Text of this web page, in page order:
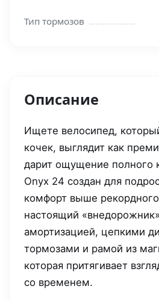
Тип тормозов
Описание
Ищете велосипед,
кочек, выглядит как
дарит ощущение полного
Onyx 24 создан для
комфорт выше
настоящий
амортизацией, цепкими
тормозами и рамой из
которая притягивает
со временем.